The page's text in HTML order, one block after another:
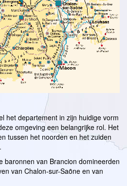
het departement in zijn huidige vorm
omgeving een belangrijke rol. Het
tussen het noorden en het zuiden
baronnen van Brancion domineerden
van Chalon-sur-Saȏne en van